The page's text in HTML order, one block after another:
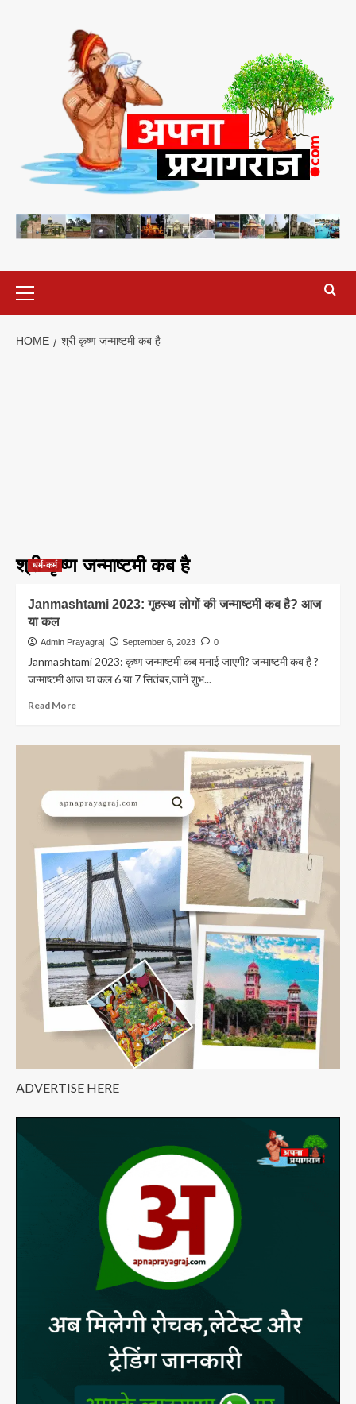
Menu
HOME श्री कृष्ण जन्माष्टमी कब है
श्री कृष्ण जन्माष्टमी कब है
धर्म-कर्म
Janmashtami 2023: गृहस्थ लोगों की जन्माष्टमी कब है? आज
या कल
Admin Prayagraj September 6, 2023 0
Janmashtami 2023: कृष्ण जन्माष्टमी कब मनाई जाएगी? जन्माष्टमी कब है ?
जन्माष्टमी आज या कल 6 या 7 सितंबर,जानें शुभ...
Read MoreRead
Janmashtami
लोगों
की
जन्माष्टमी
है?
आज
या
कल
ADVERTISE HERE